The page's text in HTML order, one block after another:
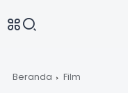
Beranda Film